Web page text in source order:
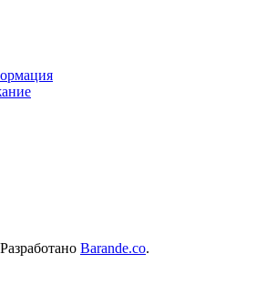
Barande.co.